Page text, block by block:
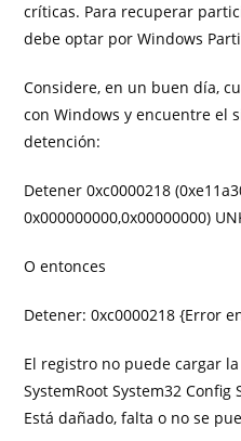
críticas. Para recuperar
debe optar por Windows
Considere, en un buen día,
con Windows y encuentre el
detención:
Detener 0xc0000218
0x000000000,0x00000000)
O entonces
Detener: 0xc0000218 {Error
El registro no puede cargar
SystemRoot System32 Config
Está dañado, falta o no se